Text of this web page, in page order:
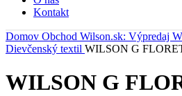
Kontakt
Domov Obchod Wilson.sk: Výpredaj
Dievčenský textil WILSON G
WILSON G